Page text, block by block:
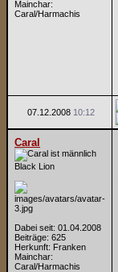
Mainchar:
Caral/Harmachis
07.12.2008 10:12
Caral
Black Lion
Dabei seit: 01.04.2008
Beiträge: 625
Herkunft: Franken
Mainchar:
Caral/Harmachis